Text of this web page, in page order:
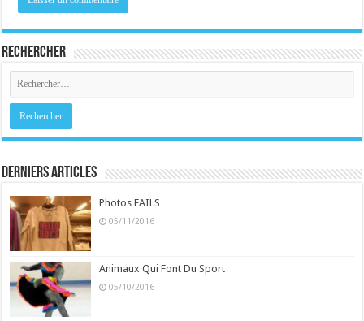
Rechercher
Derniers Articles
Photos FAILS
05/11/2016
Animaux Qui Font Du Sport
05/10/2016